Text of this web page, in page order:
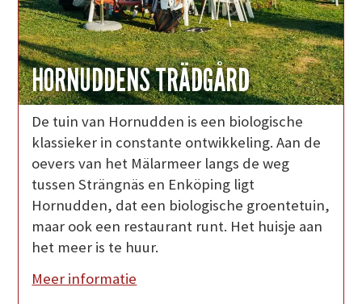
HORNUDDENS TRÄDGÅRD
De tuin van Hornudden is een biologische
klassieker in constante ontwikkeling. Aan de
oevers van het Mälarmeer langs de weg
tussen Strängnäs en Enköping ligt
Hornudden, dat een biologische groentetuin,
maar ook een restaurant runt. Het huisje aan
het meer is te huur.
Meer informatie